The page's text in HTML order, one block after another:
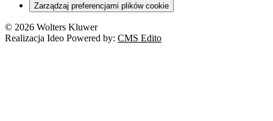
Zarządzaj preferencjami plików cookie
© 2026 Wolters Kluwer
Realizacja Ideo Powered by: CMS Edito